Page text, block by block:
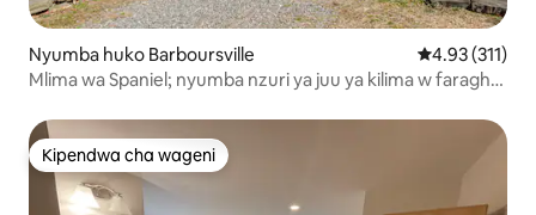
Nyumba huko Barboursville Ukadiriaji wa
4.93 (311)
Mlima wa Spaniel; nyumba nzuri ya juu ya kilima w faragha
Kipendwa cha wageni
Kipendwa cha wageni